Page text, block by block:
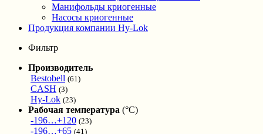
Манифольды криогенные
Насосы криогенные
Продукция компании Hy-Lok
Фильтр
Производитель
Bestobell (61)
CASH (3)
Hy-Lok (23)
Рабочая температура (°С)
-196…+120 (23)
-196…+65 (41)